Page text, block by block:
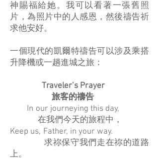
神賜福給她。我可以看著一張舊照
片，為照片中的人感恩，然後禱告祈
求他安好。
一個現代的凱爾特禱告可以涉及乘搭
升降機或一趟進城之旅：
Traveler’s Prayer
旅客的禱告
In our journeying this day,
在我們今天的旅程中，
Keep us, Father, in your way.
求祢保守我們走在祢的道路
上。